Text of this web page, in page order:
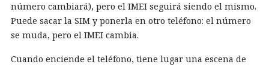
número cambiará), pero el IMEI seguirá siendo el mismo.
Puede sacar la SIM y ponerla en otro teléfono: el número
se muda, pero el IMEI cambia.
Cuando enciende el teléfono, tiene lugar una escena de